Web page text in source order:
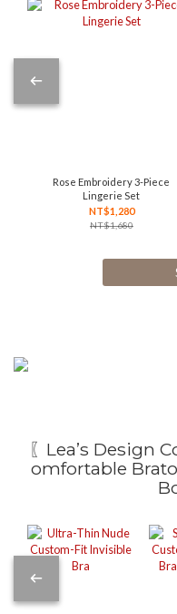
Rose Embroidery 3-Piece
Lingerie Set
NT$1,280
NT$1,680
〖Lea’s Design
omfortable